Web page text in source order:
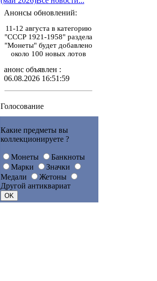
Анонсы обновлений:
11-12 августа в категорию
"СССР 1921-1958" раздела
"Монеты" будет добавлено
около 100 новых лотов
анонс объявлен :
06.08.2026 16:51:59
Голосование
Какие предметы вы
коллекционируете ?
Монеты
Банкноты
Марки
Значки
Медали
Жетоны
Другой антиквариат